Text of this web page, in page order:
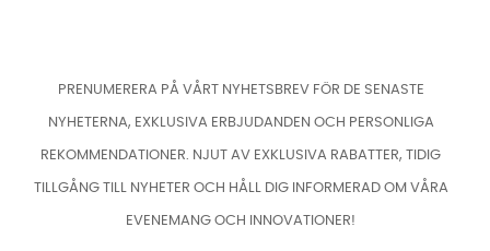
PRENUMERERA PÅ VÅRT NYHETSBREV FÖR DE SENASTE
NYHETERNA, EXKLUSIVA ERBJUDANDEN OCH PERSONLIGA
REKOMMENDATIONER. NJUT AV EXKLUSIVA RABATTER, TIDIG
TILLGÅNG TILL NYHETER OCH HÅLL DIG INFORMERAD OM VÅRA
EVENEMANG OCH INNOVATIONER!